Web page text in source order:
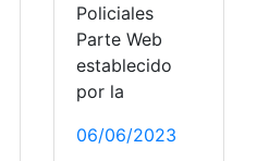
Policiales
Parte Web
establecido
por la
06/06/2023